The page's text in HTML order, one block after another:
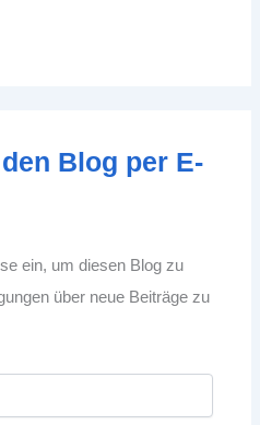
Blog per E-
ein, um diesen Blog zu
über neue Beiträge zu